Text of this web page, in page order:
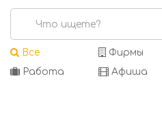
Все Фирмы
Работа
Афиша